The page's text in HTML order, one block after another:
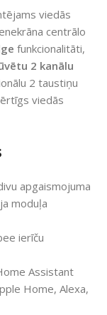
viedās
centrālo
funkcionalitāti,
2 kanālu
2 taustiņu
viedās
apgaismojuma
moduļa
ierīču
Assistant
Home, Alexa,